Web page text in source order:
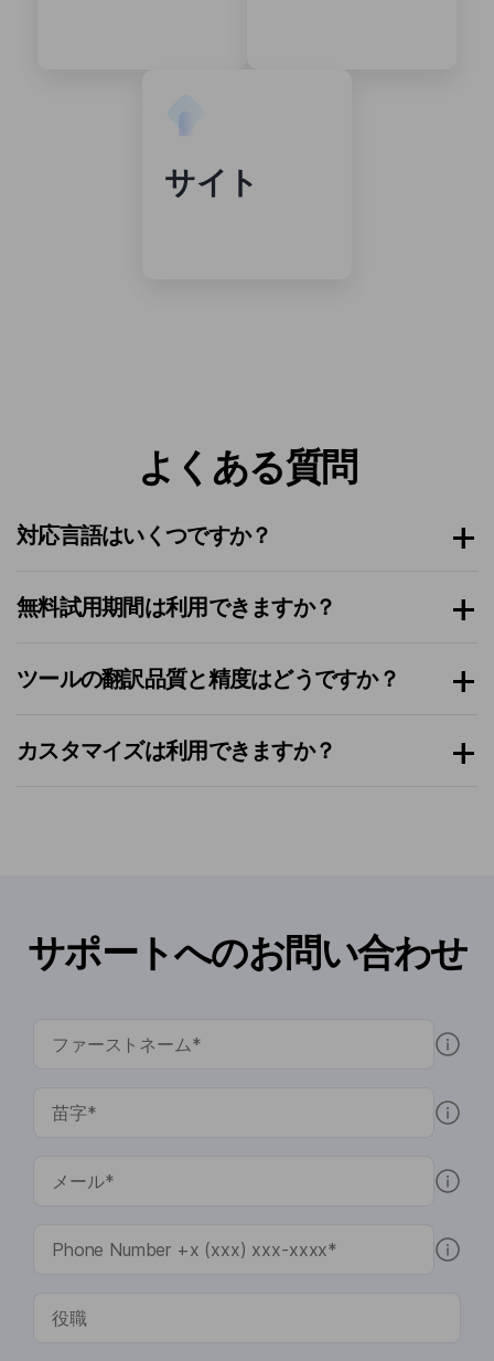
サイト
よくある質問
対応言語はいくつですか？
無料試用期間は利用できますか？
ツールの翻訳品質と精度はどうですか？
カスタマイズは利用できますか？
サポートへのお問い合わせ